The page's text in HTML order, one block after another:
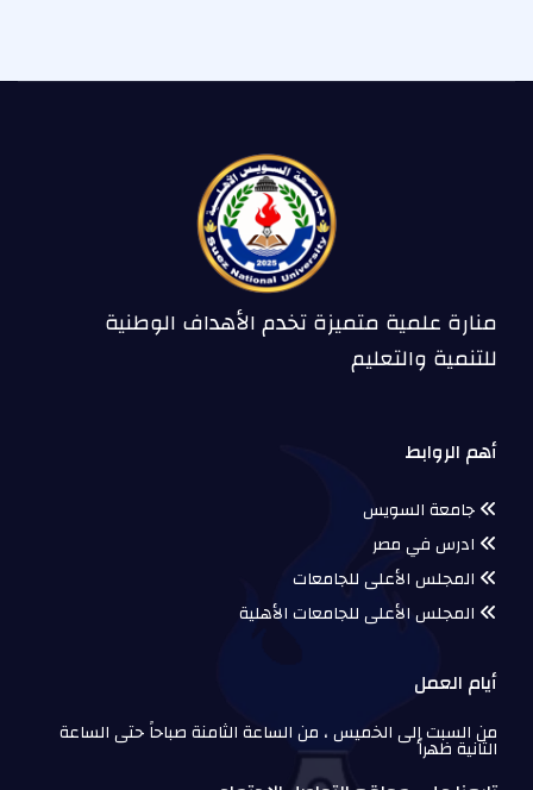
منارة علمية متميزة تخدم الأهداف الوطنية
للتنمية والتعليم
أهم الروابط
جامعة السويس
ادرس في مصر
المجلس الأعلى للجامعات
المجلس الأعلى للجامعات الأهلية
أيام العمل
من السبت إلى الخميس ، من الساعة الثامنة صباحاً حتى الساعة
الثانية ظهراً